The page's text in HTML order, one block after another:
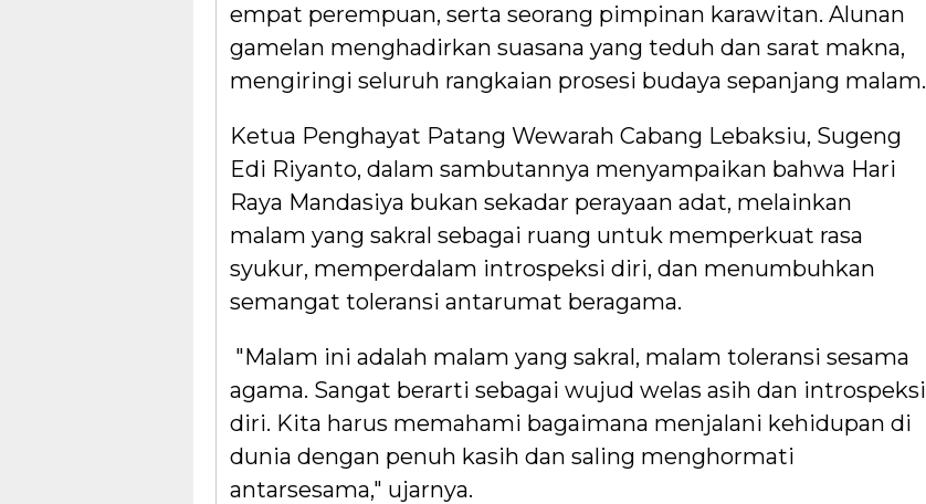
empat perempuan, serta seorang pimpinan karawitan. Alunan
gamelan menghadirkan suasana yang teduh dan sarat makna,
mengiringi seluruh rangkaian prosesi budaya sepanjang malam.
Ketua Penghayat Patang Wewarah Cabang Lebaksiu, Sugeng
Edi Riyanto, dalam sambutannya menyampaikan bahwa Hari
Raya Mandasiya bukan sekadar perayaan adat, melainkan
malam yang sakral sebagai ruang untuk memperkuat rasa
syukur, memperdalam introspeksi diri, dan menumbuhkan
semangat toleransi antarumat beragama.
"Malam ini adalah malam yang sakral, malam toleransi sesama
agama. Sangat berarti sebagai wujud welas asih dan introspeksi
diri. Kita harus memahami bagaimana menjalani kehidupan di
dunia dengan penuh kasih dan saling menghormati
antarsesama," ujarnya.